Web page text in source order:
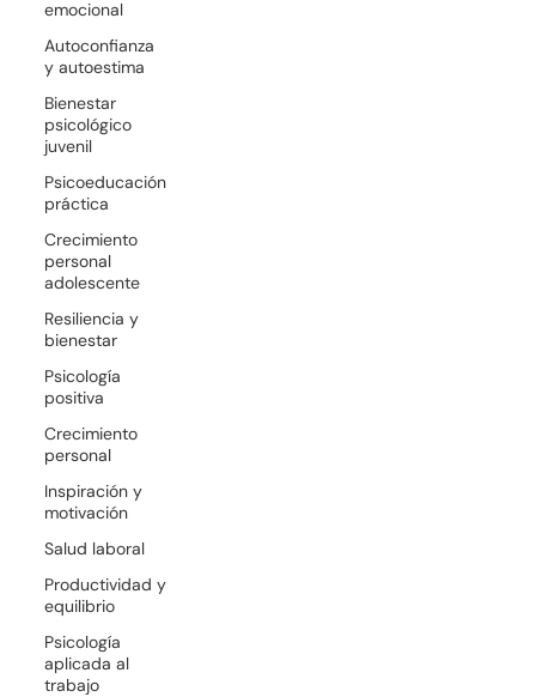
emocional
Autoconfianza
y autoestima
Bienestar
psicológico
juvenil
Psicoeducación
práctica
Crecimiento
personal
adolescente
Resiliencia y
bienestar
Psicología
positiva
Crecimiento
personal
Inspiración y
motivación
Salud laboral
Productividad y
equilibrio
Psicología
aplicada al
trabajo
© 2026 TERAPEUTICAMENTE. All rights reserved.